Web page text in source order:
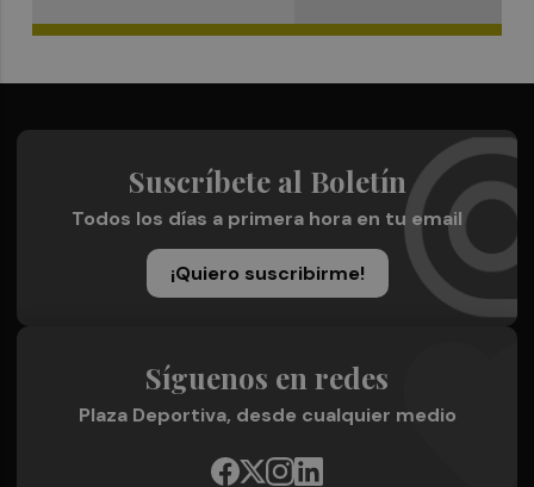
Suscríbete al Boletín
Todos los días a primera hora en tu email
¡Quiero suscribirme!
Síguenos en redes
Plaza Deportiva, desde cualquier medio